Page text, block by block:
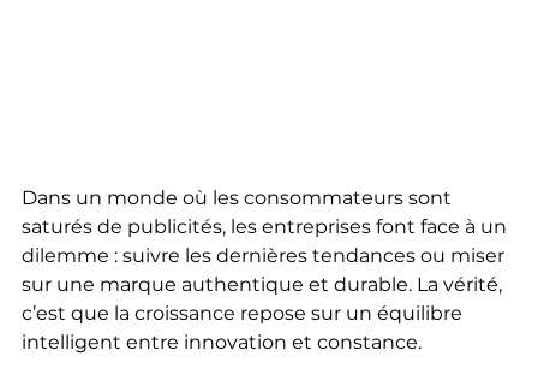
Dans un monde où les consommateurs sont
saturés de publicités, les entreprises font face à un
dilemme : suivre les dernières tendances ou miser
sur une marque authentique et durable. La vérité,
c’est que la croissance repose sur un équilibre
intelligent entre innovation et constance.